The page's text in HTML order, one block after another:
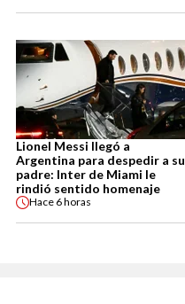
Lionel Messi llegó a
Argentina para despedir a su
padre: Inter de Miami le
rindió sentido homenaje
Hace 6 horas